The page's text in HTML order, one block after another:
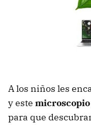
A los niños les
y este
para que